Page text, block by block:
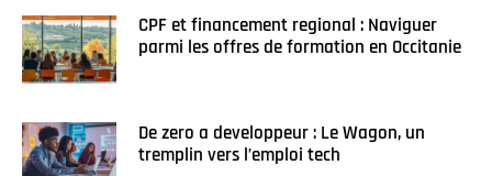
CPF et financement regional : Naviguer
parmi les offres de formation en Occitanie
De zero a developpeur : Le Wagon, un
tremplin vers l’emploi tech